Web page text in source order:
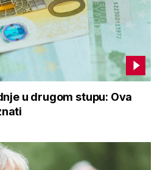
u drugom stupu: Ova